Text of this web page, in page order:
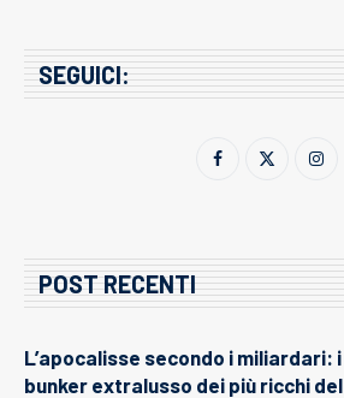
SEGUICI:
POST RECENTI
L’apocalisse secondo i miliardari: i
bunker extralusso dei più ricchi del